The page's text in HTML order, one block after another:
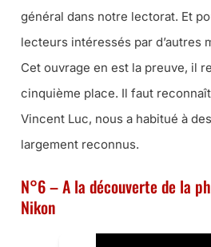
général dans notre lectorat. Et
lecteurs intéressés par d’autres
Cet ouvrage en est la preuve, il
cinquième place. Il faut
Vincent Luc, nous a habitué à
largement reconnus.
N°6 – A la découverte de la
Nikon